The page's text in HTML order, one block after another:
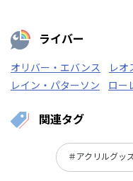
ライバー
オリバー・エバンス
レオ
レイン・パターソン
ロー
関連タグ
＃アクリルグッ